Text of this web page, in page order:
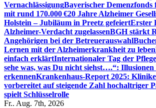
VernachlässigungBayerischer
mit rund 170.000 €20 Jahre Alzheimer
Holstein – Jubiläum in Preetz gefeiertErster
Alzheimer-Verdacht zugelassenBGH stärkt
Angehörigen bei der Betreuerauswahl
Lernen mit der Alzheimerkrankheit zu leben
einfach erklärtInternationaler Tag der
sehe was, was Du nicht siehst….“: Illusionen
erkennenKrankenhaus-Report 2025:
vorbereitet auf steigende Zahl hochaltriger
spielt Schlüsselrolle
Fr.. Aug. 7th, 2026